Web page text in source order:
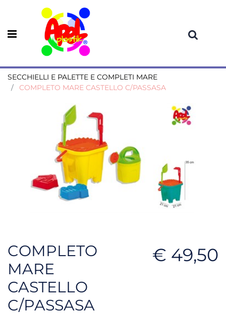
Open menu
SECCHIELLI E PALETTE E COMPLETI MARE
COMPLETO MARE CASTELLO C/PASSASA
COMPLETO
MARE
CASTELLO
C/PASSASA
€ 49,50